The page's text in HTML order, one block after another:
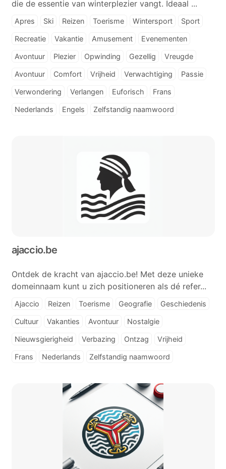
die de essentie van winterplezier vangt. Ideaal ...
Apres Ski Reizen Toerisme Wintersport Sport
Recreatie Vakantie Amusement Evenementen
Avontuur Plezier Opwinding Gezellig Vreugde
Avontuur Comfort Vrijheid Verwachtiging Passie
Verwondering Verlangen Euforisch Frans
Nederlands Engels Zelfstandig naamwoord
ajaccio.be
Ontdek de kracht van ajaccio.be! Met deze unieke
domeinnaam kunt u zich positioneren als dé refer...
Ajaccio Reizen Toerisme Geografie Geschiedenis
Cultuur Vakanties Avontuur Nostalgie
Nieuwsgierigheid Verbazing Ontzag Vrijheid
Frans Nederlands Zelfstandig naamwoord